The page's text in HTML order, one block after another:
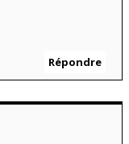
Répondre